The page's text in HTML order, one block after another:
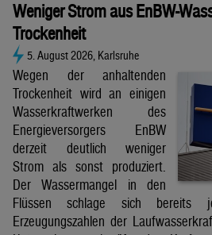
Weniger Strom aus EnBW-
Trockenheit
5. August 2026, Karlsruhe
Wegen der anhaltenden
Trockenheit wird an einigen
Wasserkraftwerken des
Energieversorgers EnBW
derzeit deutlich weniger
Strom als sonst produziert.
Der Wassermangel in den
Flüssen schlage sich
Erzeugungszahlen der